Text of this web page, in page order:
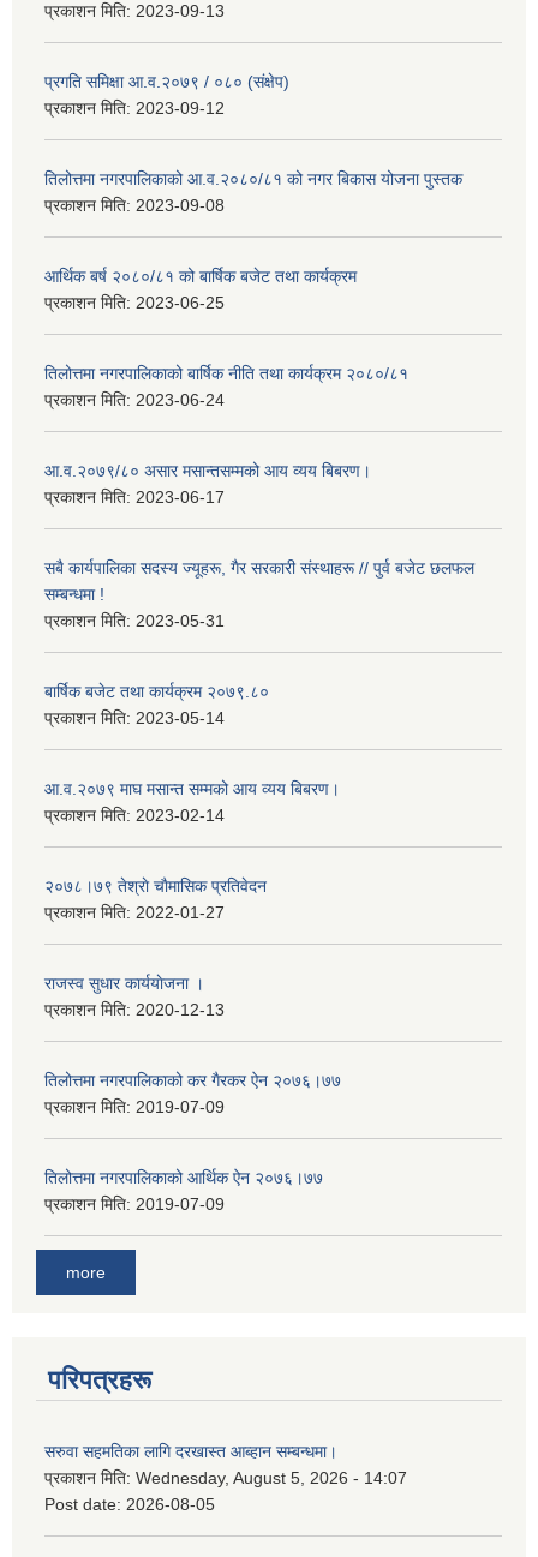
प्रकाशन मिति: 2023-09-13
प्रगति समिक्षा आ.व.२०७९ / ०८० (संक्षेप)
प्रकाशन मिति: 2023-09-12
तिलोत्तमा नगरपालिकाको आ.व.२०८०/८१ को नगर बिकास योजना पुस्तक
प्रकाशन मिति: 2023-09-08
आर्थिक बर्ष २०८०/८१ को बार्षिक बजेट तथा कार्यक्रम
प्रकाशन मिति: 2023-06-25
तिलोत्तमा नगरपालिकाको बार्षिक नीति तथा कार्यक्रम २०८०/८१
प्रकाशन मिति: 2023-06-24
आ.व.२०७९/८० असार मसान्तसम्मको आय व्यय बिबरण।
प्रकाशन मिति: 2023-06-17
सबै कार्यपालिका सदस्य ज्यूहरू, गैर सरकारी संस्थाहरू // पुर्व बजेट छलफल
सम्बन्धमा !
प्रकाशन मिति: 2023-05-31
बार्षिक बजेट तथा कार्यक्रम २०७९.८०
प्रकाशन मिति: 2023-05-14
आ.व.२०७९ माघ मसान्त सम्मको आय व्यय बिबरण।
प्रकाशन मिति: 2023-02-14
२०७८।७९ तेश्राे चाैमासिक प्रतिवेदन
प्रकाशन मिति: 2022-01-27
राजस्व सुधार कार्ययाेजना ।
प्रकाशन मिति: 2020-12-13
तिलोत्तमा नगरपालिकाको कर गैरकर ऐन २०७६।७७
प्रकाशन मिति: 2019-07-09
तिलोत्तमा नगरपालिकाको आर्थिक ऐन २०७६।७७
प्रकाशन मिति: 2019-07-09
more
परिपत्रहरू
सरुवा सहमतिका लागि दरखास्त आब्हान सम्बन्धमा।
प्रकाशन मिति: Wednesday, August 5, 2026 - 14:07
Post date: 2026-08-05